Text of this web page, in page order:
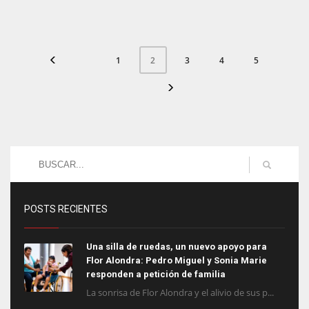
1 2 3 4 5
POSTS RECIENTES
Una silla de ruedas, un nuevo apoyo para
Flor Alondra: Pedro Miguel y Sonia Marie
responden a petición de familia
La sonrisa de Flor Alondra y el alivio de sus p...